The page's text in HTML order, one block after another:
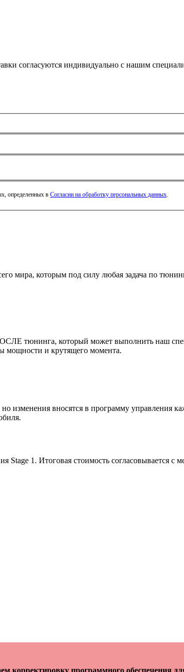
согласуются индивидуально с нашим
определенных в Согласии на обработку персональных данных.
мира, которым под силу любая задача по
тюнинга, который может выполнить наш
мощности и крутящего момента.
изменения вносятся в программу управления
1. Итоговая стоимость согласовывается с